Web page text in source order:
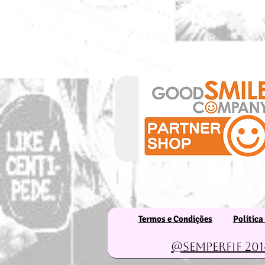
Termos e Condições Politica
@Semperfif